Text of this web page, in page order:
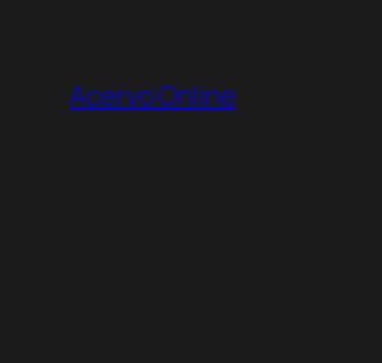
Acervo Online